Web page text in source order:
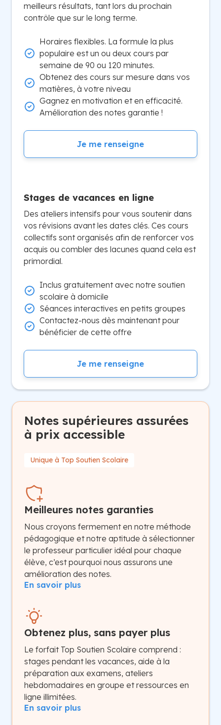
meilleurs résultats, tant lors du prochain
contrôle que sur le long terme.
Horaires flexibles. La formule la plus
populaire est un ou deux cours par
semaine de 90 ou 120 minutes.
Obtenez des cours sur mesure dans vos
matières, à votre niveau
Gagnez en motivation et en efficacité.
Amélioration des notes garantie !
Je me renseigne
Stages de vacances en ligne
Des ateliers intensifs pour vous soutenir dans
vos révisions avant les dates clés. Ces cours
collectifs sont organisés afin de renforcer vos
acquis ou combler des lacunes quand cela est
primordial.
Inclus gratuitement avec notre soutien
scolaire à domicile
Séances interactives en petits groupes
Contactez-nous dès maintenant pour
bénéficier de cette offre
Je me renseigne
Notes supérieures assurées
à prix accessible
Unique à Top Soutien Scolaire
Meilleures notes garanties
Nous croyons fermement en notre méthode
pédagogique et notre aptitude à sélectionner
le professeur particulier idéal pour chaque
élève, c’est pourquoi nous assurons une
amélioration des notes.
En savoir plus
Obtenez plus, sans payer plus
Le forfait Top Soutien Scolaire comprend :
stages pendant les vacances, aide à la
préparation aux examens, ateliers
hebdomadaires en groupe et ressources en
ligne illimitées.
En savoir plus